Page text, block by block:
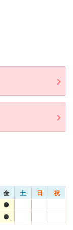
金 土 日 祝